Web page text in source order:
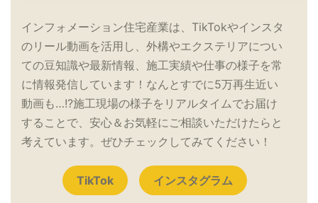
インフォメーション住宅産業は、TikTokやインスタ
のリール動画を活用し、外構やエクステリアについ
ての豆知識や最新情報、施工実績や仕事の様子を常
に情報発信しています！なんとすでに5万再生近い
動画も…!?施工現場の様子をリアルタイムでお届け
することで、安心＆お気軽にご相談いただけたらと
考えています。ぜひチェックしてみてください！
TikTok インスタグラム